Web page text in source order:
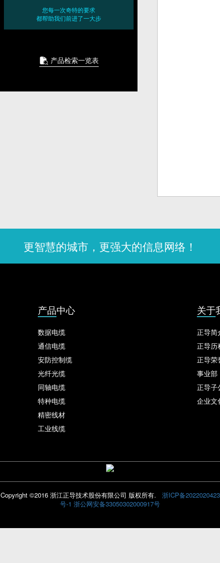
您每一次奇特的要求
都帮助我们前进了一大步
产品检索一览表
更智慧的城市，更强大的信息网络！
产品中心
数据电缆
通信电缆
安防控制缆
光纤光缆
同轴电缆
特种电缆
精密线材
工业线缆
关于
正导简
正导历
正导荣
事业部
正导子
企业文
Copyright ©2016 浙江正导技术股份有限公司 版权所有. 浙ICP备2022020423
号-1 浙公网安备33050302000917号